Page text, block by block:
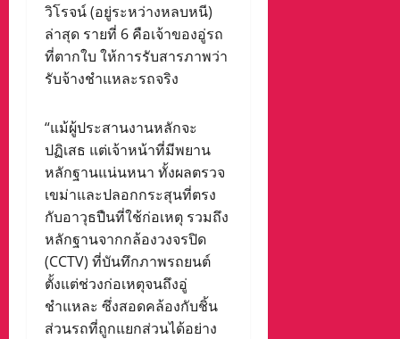
วิโรจน์ (อยู่ระหว่างหลบหนี)
ล่าสุด รายที่ 6 คือเจ้าของอู่รถ
ที่ตากใบ ให้การรับสารภาพว่า
รับจ้างชำแหละรถจริง
“แม้ผู้ประสานงานหลักจะ
ปฏิเสธ แต่เจ้าหน้าที่มีพยาน
หลักฐานแน่นหนา ทั้งผลตรวจ
เขม่าและปลอกกระสุนที่ตรง
กับอาวุธปืนที่ใช้ก่อเหตุ รวมถึง
หลักฐานจากกล้องวงจรปิด
(CCTV) ที่บันทึกภาพรถยนต์
ตั้งแต่ช่วงก่อเหตุจนถึงอู่
ชำแหละ ซึ่งสอดคล้องกับชิ้น
ส่วนรถที่ถูกแยกส่วนได้อย่าง